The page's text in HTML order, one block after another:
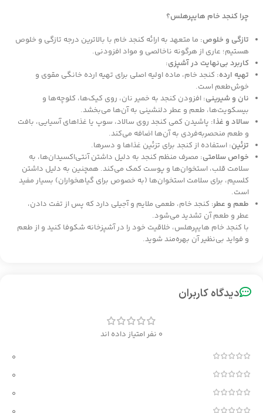
چرا کنجد خام هایپرهلس؟
تازگی و خلوص: ما متعهد به ارائه کنجد خام با بالاترین درجه تازگی و خلوص
هستیم؛ عاری از هرگونه ناخالصی و مواد افزودنی.
کاربرد بی‌نهایت در آشپزی:
تهیه ارده: کنجد خام، ماده اولیه اصلی برای تهیه ارده خانگی مقوی و
خوش‌طعم است.
نان و شیرینی: افزودن کنجد به خمیر نان، روی کیک‌ها، کلوچه‌ها و
بیسکویت‌ها، طعم و عطر دلنشینی به آن‌ها می‌بخشد.
سالاد و غذا: پاشیدن کمی کنجد روی سالاد، سوپ یا غذاهای آسیایی، بافت
و طعم منحصربه‌فردی به آن‌ها اضافه می‌کند.
تزئین: استفاده از کنجد برای تزئین غذاها و دسرها.
خواص سلامتی: مصرف منظم کنجد به دلیل داشتن آنتی‌اکسیدان‌ها، به
سلامت قلب، استخوان‌ها و پوست کمک می‌کند. همچنین به دلیل داشتن
کلسیم، برای سلامت استخوان‌ها (به خصوص برای گیاهخواران) بسیار مفید
است.
طعم و عطر: کنجد خام، طعمی ملایم و آجیلی دارد که پس از تفت دادن،
عطر و طعم آن تشدید می‌شود.
با کنجد خام هایپرهلس، خلاقیت خود را در آشپزخانه شکوفا کنید و از طعم
و فواید بی‌نظیر آن بهره‌مند شوید.
دیدگاه کاربران
0 نفر امتیاز داده اند
0
0
0